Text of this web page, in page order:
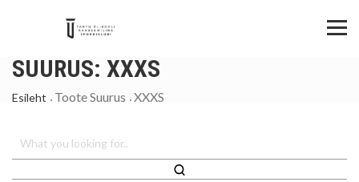
SUURUS: XXXS
Esileht Toote Suurus XXXS